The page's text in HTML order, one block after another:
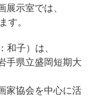
示室では、
。
子）は、
手県立盛岡短期大
家協会を中心に活